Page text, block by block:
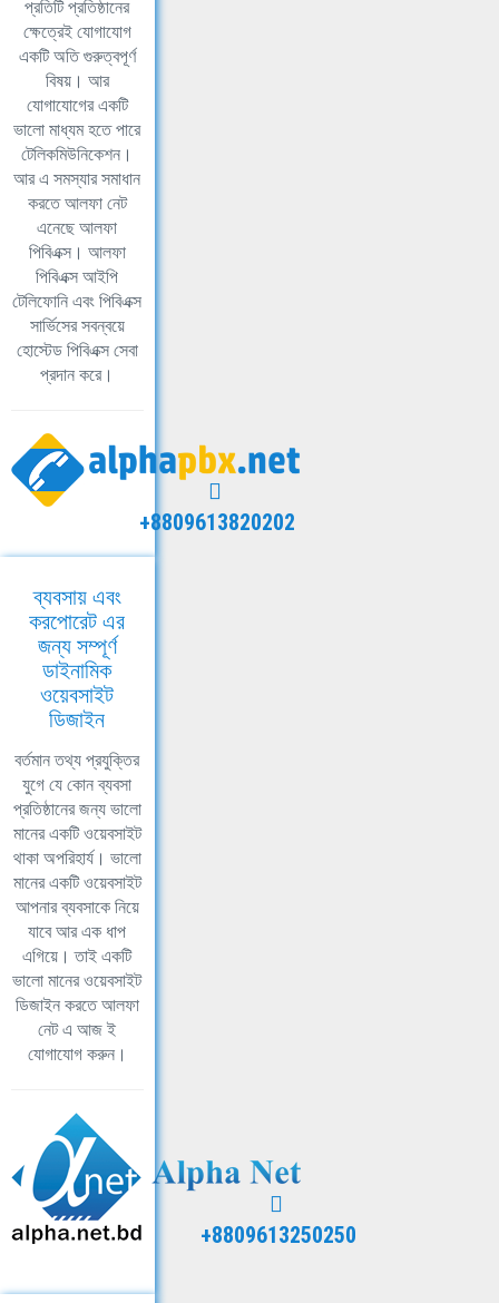
প্রতিটি প্রতিষ্ঠানের
ক্ষেত্রেই যোগাযোগ
একটি অতি গুরুত্বপূর্ণ
বিষয়। আর
যোগাযোগের একটি
ভালো মাধ্যম হতে পারে
টেলিকমিউনিকেশন।
আর এ সমস্যার সমাধান
করতে আলফা নেট
এনেছে আলফা
পিবিএক্স। আলফা
পিবিএক্স আইপি
টেলিফোনি এবং পিবিএক্স
সার্ভিসের সবন্বয়ে
হোস্টেড পিবিএক্স সেবা
প্রদান করে।
+8809613820202
ব্যবসায় এবং
করপোরেট এর
জন্য সম্পূর্ণ
ডাইনামিক
ওয়েবসাইট
ডিজাইন
বর্তমান তথ্য প্রযুক্তির
যুগে যে কোন ব্যবসা
প্রতিষ্ঠানের জন্য ভালো
মানের একটি ওয়েবসাইট
থাকা অপরিহার্য। ভালো
মানের একটি ওয়েবসাইট
আপনার ব্যবসাকে নিয়ে
যাবে আর এক ধাপ
এগিয়ে। তাই একটি
ভালো মানের ওয়েবসাইট
ডিজাইন করতে আলফা
নেট এ আজ ই
যোগাযোগ করুন।
+8809613250250